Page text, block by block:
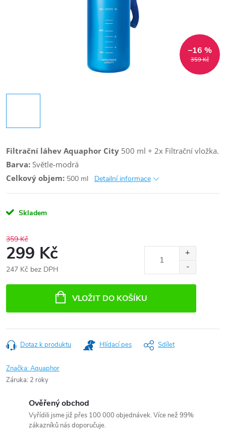
359 Kč
–16 %
Filtrační láhev Aquaphor City 500 ml + 2x Filtrační vložka.
Barva: Světle-modrá
Celkový objem: 500 ml Detailní informace
Skladem
359 Kč
299 Kč
247 Kč bez DPH
VLOŽIT DO KOŠÍKU
Dotaz k produktu Hlídací pes Sdílet
Značka:Aquaphor
Záruka: 2 roky
Ověřený obchod
Vyřídili jsme již přes 100 000 objednávek. Více než 99%
zákazníků nás doporučuje.